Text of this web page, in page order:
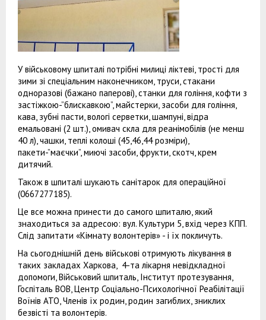
У військовому шпиталі потрібні милиці ліктеві, трості для
зими зі спеціальним наконечником, труси, стакани
одноразові (бажано паперові), станки для гоління, кофти з
застіжкою-”блискавкою”, майстерки, засоби для гоління,
кава, зубні пасти, вологі серветки, шампуні, відра
емальовані (2 шт.), омивач скла для реанімобілів (не менш
40 л), чашки, теплі колоші (45,46,44 розміри),
пакети-”маєчки”, миючі засоби, фрукти, скотч, крем
дитячий.
Також в шпиталі шукають санітарок для операційної
(0667277185).
Це все можна принести до самого шпиталю, який
знаходиться за адресою: вул. Культури 5, вхід через КПП.
Слід запитати «Кімнату волонтерів» - і їх покличуть.
На сьогоднішній день військові отримують лікування в
таких закладах Харкова, 4-та лікарня невідкладної
допомоги, Військовий шпиталь, Інститут протезування,
Госпіталь ВОВ, Центр Соціально-Психологічної Реабілітації
Воїнів АТО, Членів їх родин, родин загиблих, зниклих
безвісті та волонтерів.